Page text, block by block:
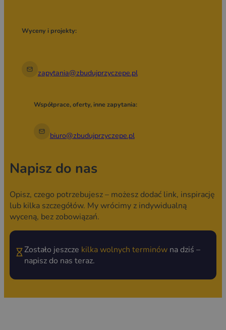
Wyceny i projekty:
zapytania@zbudujprzyczepe.pl
Współprace, oferty, inne zapytania:
biuro@zbudujprzyczepe.pl
Napisz do nas
Opisz, czego potrzebujesz – możesz dodać link, inspirację
lub kilka szczegółów. My wrócimy z indywidualną
wyceną, bez zobowiązań.
Zostało jeszcze kilka wolnych terminówna dziś –
napisz do nas teraz.